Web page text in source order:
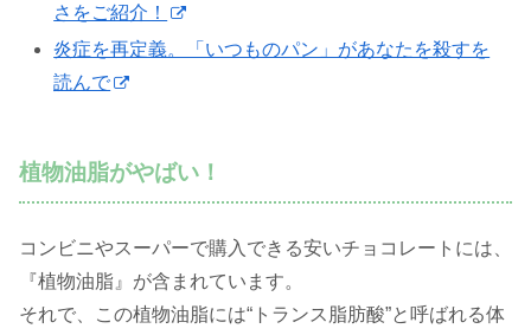
さをご紹介！
炎症を再定義。「いつものパン」があなたを殺すを
読んで
植物油脂がやばい！
コンビニやスーパーで購入できる安いチョコレートには、
『植物油脂』が含まれています。
それで、この植物油脂には“トランス脂肪酸”と呼ばれる体